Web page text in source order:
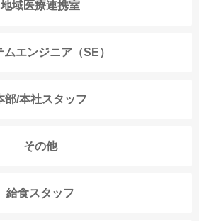
地域医療連携室
ムエンジニア（SE）
部/本社スタッフ
その他
給食スタッフ